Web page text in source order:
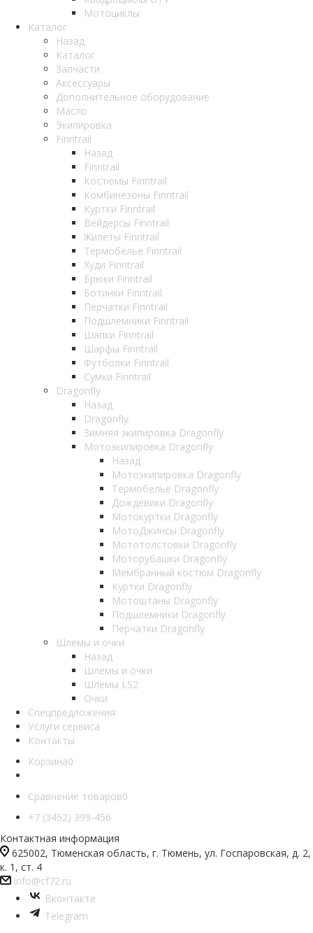
Мотоциклы
Каталог
Назад
Каталог
Запчасти
Аксессуары
Дополнительное оборудование
Масло
Экипировка
Finntrail
Назад
Finntrail
Костюмы Finntrail
Комбинезоны Finntrail
Куртки Finntrail
Вейдерсы Finntrail
Жилеты Finntrail
Термобелье Finntrail
Худи Finntrail
Брюки Finntrail
Ботинки Finntrail
Перчатки Finntrail
Подшлемники Finntrail
Шапки Finntrail
Шарфы Finntrail
Футболки Finntrail
Сумки Finntrail
Dragonfly
Назад
Dragonfly
Зимняя экипировка Dragonfly
Мотоэкипировка Dragonfly
Назад
Мотоэкипировка Dragonfly
Термобелье Dragonfly
Дождевики Dragonfly
Мотокуртки Dragonfly
МотоДжинсы Dragonfly
Мототолстовки Dragonfly
Моторубашки Dragonfly
Мембранный костюм Dragonfly
Куртки Dragonfly
Мотоштаны Dragonfly
Подшлемники Dragonfly
Перчатки Dragonfly
Шлемы и очки
Назад
Шлемы и очки
Шлемы LS2
Очки
Спецпредложения
Услуги сервиса
Контакты
Корзина0
Сравнение товаров0
+7 (3452) 399-456
Контактная информация
625002, Тюменская область, г. Тюмень, ул. Госпаровская, д. 2,
к. 1, ст. 4
info@cf72.ru
Вконтакте
Telegram